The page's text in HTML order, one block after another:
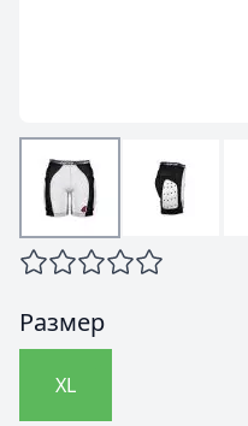
Размер
XL